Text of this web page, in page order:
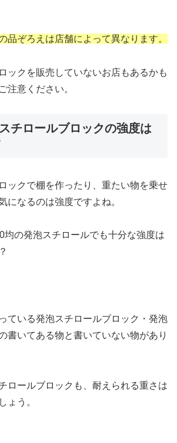
品ぞろえは店舗によって異なります。
ックを販売していないお店もあるかも
注意ください。
チロールブロックの強度は
ックで棚を作ったり、重たい物を乗せ
になるのは強度ですよね。
均の発泡スチロールでも十分な強度は
ている発泡スチロールブロック・発泡
書いてある物と書いていない物があり
ロールブロックも、耐えられる重さは
ょう。